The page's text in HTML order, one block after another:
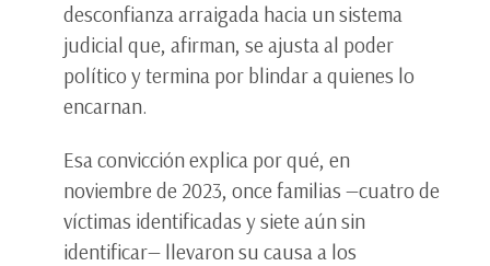
desconfianza arraigada hacia un sistema
judicial que, afirman, se ajusta al poder
político y termina por blindar a quienes lo
encarnan.
Esa convicción explica por qué, en
noviembre de 2023, once familias —cuatro de
víctimas identificadas y siete aún sin
identificar— llevaron su causa a los